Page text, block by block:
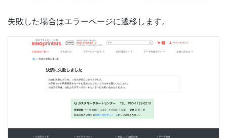
失敗した場合はエラーページに遷移します。